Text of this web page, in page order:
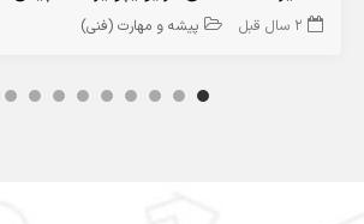
2 سال قبل پیشه و مهارت (فنی)